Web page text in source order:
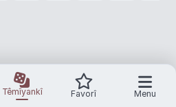
Têmîyankî Favorî Menu